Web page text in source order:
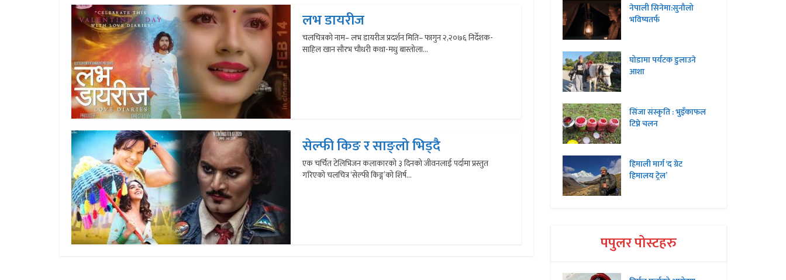
लभ डायरीज
चलचित्रको नाम– लभ डायरीज प्रदर्शन मिति– फागुन २,२०७६ निर्देशक-
साहिल खान सौरभ चौधरी कथा-मधु बास्तोला...
सेल्फी किङ र साङ्लो भिड्दै
एक चर्चित टेलिभिजन कलाकारको ३ दिनको जीवनलाई पर्दामा प्रस्तुत
गरिएको चलचित्र ‘सेल्फी किङ्ग’को शिर्ष...
नेपाली सिनेमा:सुनौलो
भविष्यतर्फ
घोडामा पर्यटक डुलाउने
आशा
सिंजा संस्कृति : भुइँकाफल
टिप्ने चलन
हिमाली मार्ग ‘द ग्रेट
हिमालय ट्रेल’
पपुलर पोस्टहरु